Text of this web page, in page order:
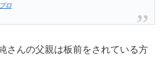
ロ
さんの父親は板前をされている方